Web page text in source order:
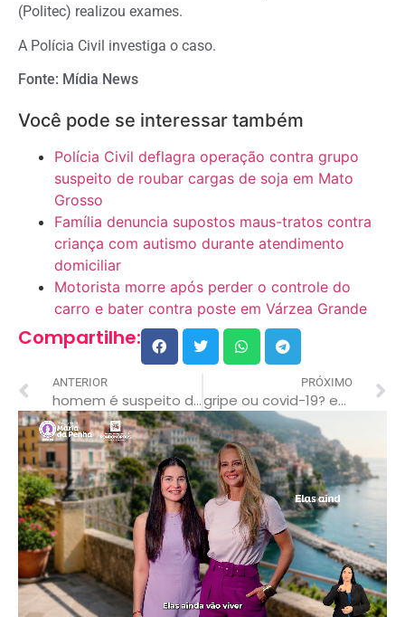
(Politec) realizou exames.
A Polícia Civil investiga o caso.
Fonte: Mídia News
Você pode se interessar também
Polícia Civil deflagra operação contra grupo
suspeito de roubar cargas de soja em Mato
Grosso
Família denuncia supostos maus-tratos contra
criança com autismo durante atendimento
domiciliar
Motorista morre após perder o controle do
carro e bater contra poste em Várzea Grande
Compartilhe:
ANTERIOR
homem é suspeito de tentar matar a filha que o acusou de estupro mt
PRÓXIMO
gripe ou covid-19? especialistas ressaltam importância da testagem